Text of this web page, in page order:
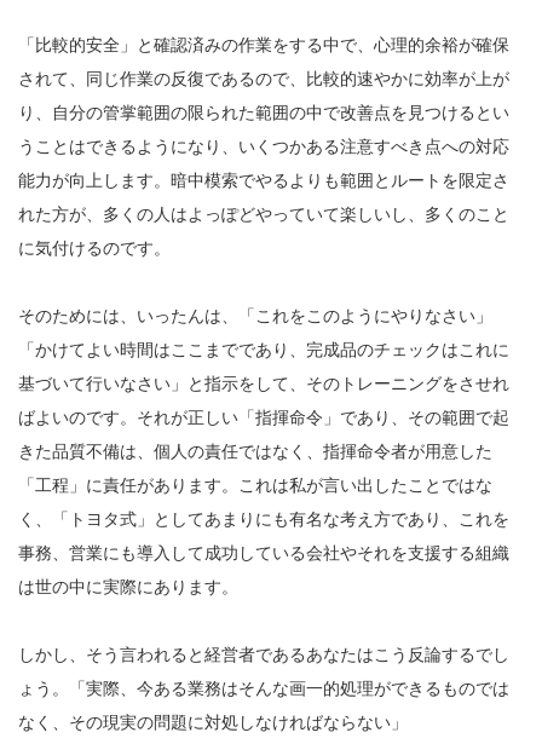
「比較的安全」と確認済みの作業をする中で、心理的余裕が確保
されて、同じ作業の反復であるので、比較的速やかに効率が上が
り、自分の管掌範囲の限られた範囲の中で改善点を見つけるとい
うことはできるようになり、いくつかある注意すべき点への対応
能力が向上します。暗中模索でやるよりも範囲とルートを限定さ
れた方が、多くの人はよっぽどやっていて楽しいし、多くのこと
に気付けるのです。
そのためには、いったんは、「これをこのようにやりなさい」
「かけてよい時間はここまでであり、完成品のチェックはこれに
基づいて行いなさい」と指示をして、そのトレーニングをさせれ
ばよいのです。それが正しい「指揮命令」であり、その範囲で起
きた品質不備は、個人の責任ではなく、指揮命令者が用意した
「工程」に責任があります。これは私が言い出したことではな
く、「トヨタ式」としてあまりにも有名な考え方であり、これを
事務、営業にも導入して成功している会社やそれを支援する組織
は世の中に実際にあります。
しかし、そう言われると経営者であるあなたはこう反論するでし
ょう。「実際、今ある業務はそんな画一的処理ができるものでは
なく、その現実の問題に対処しなければならない」